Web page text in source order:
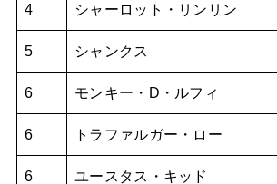
4 シャーロット・リンリン
5 シャンクス
6 モンキー・D・ルフィ
6 トラファルガー・ロー
6 ユースタス・キッド